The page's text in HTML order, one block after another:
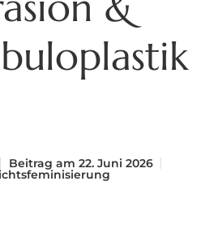
Beitrag am 22. Juni 2026